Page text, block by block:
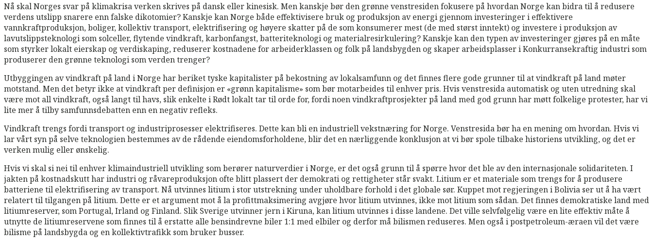
Nå skal Norges svar på klimakrisa verken skrives på dansk eller kinesisk. Men kanskje bør den grønne venstresiden fokusere på hvordan Norge kan bidra til å redusere
verdens utslipp snarere enn falske dikotomier? Kanskje kan Norge både effektivisere bruk og produksjon av energi gjennom investeringer i effektivere
vannkraftproduksjon, boliger, kollektiv transport, elektrifisering og høyere skatter på de som konsumerer mest (de med størst inntekt) og investere i produksjon av
lavutslippsteknologi som solceller, flytende vindkraft, karbonfangst, batteriteknologi og materialresirkulering? Kanskje kan den typen av investeringer gjøres på en måte
som styrker lokalt eierskap og verdiskaping, reduserer kostnadene for arbeiderklassen og folk på landsbygden og skaper arbeidsplasser i Konkurransekraftig industri som
produserer den grønne teknologi som verden trenger?
Utbyggingen av vindkraft på land i Norge har beriket tyske kapitalister på bekostning av lokalsamfunn og det finnes flere gode grunner til at vindkraft på land møter
motstand. Men det betyr ikke at vindkraft per definisjon er «grønn kapitalisme» som bør motarbeides til enhver pris. Hvis venstresida automatisk og uten utredning skal
være mot all vindkraft, også langt til havs, slik enkelte i Rødt lokalt tar til orde for, fordi noen vindkraftprosjekter på land med god grunn har møtt folkelige protester, har vi
lite mer å tilby samfunnsdebatten enn en negativ refleks.
Vindkraft trengs fordi transport og industriprosesser elektrifiseres. Dette kan bli en industriell vekstnæring for Norge. Venstresida bør ha en mening om hvordan. Hvis vi
lar vårt syn på selve teknologien bestemmes av de rådende eiendomsforholdene, blir det en nærliggende konklusjon at vi bør spole tilbake historiens utvikling, og det er
verken mulig eller ønskelig.
Hvis vi skal si nei til enhver klimaindustriell utvikling som berører naturverdier i Norge, er det også grunn til å spørre hvor det ble av den internasjonale solidariteten. I
jakten på kostnadskutt har industri og råvareproduksjon ofte blitt plassert der demokrati og rettigheter står svakt. Litium er et materiale som trengs for å produsere
batteriene til elektrifisering av transport. Nå utvinnes litium i stor utstrekning under uholdbare forhold i det globale sør. Kuppet mot regjeringen i Bolivia ser ut å ha vært
relatert til tilgangen på litium. Dette er et argument mot å la profittmaksimering avgjøre hvor litium utvinnes, ikke mot litium som sådan. Det finnes demokratiske land med
litiumreserver, som Portugal, Irland og Finland. Slik Sverige utvinner jern i Kiruna, kan litium utvinnes i disse landene. Det ville selvfølgelig være en lite effektiv måte å
utnytte de litiumreservene som finnes til å erstatte alle bensindrevne biler 1:1 med elbiler og derfor må bilismen reduseres. Men også i postpetroleum-æraen vil det være
bilisme på landsbygda og en kollektivtrafikk som bruker busser.